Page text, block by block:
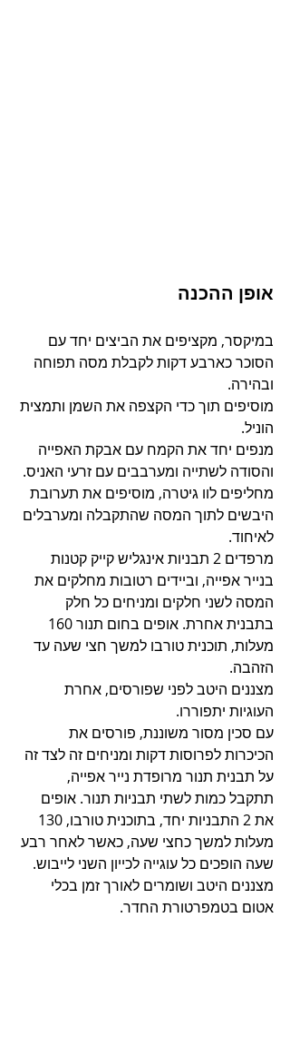
אופן ההכנה
במיקסר, מקציפים את הביצים יחד עם
הסוכר כארבע דקות לקבלת מסה תפוחה
ובהירה.
מוסיפים תוך כדי הקצפה את השמן ותמצית
הוניל.
מנפים יחד את הקמח עם אבקת האפייה
והסודה לשתייה ומערבבים עם זרעי האניס.
מחליפים לוו גיטרה, מוסיפים את תערובת
היבשים לתוך המסה שהתקבלה ומערבלים
לאיחוד.
מרפדים 2 תבניות אינגליש קייק קטנות
בנייר אפייה, וביידים רטובות מחלקים את
המסה לשני חלקים ומניחים כל חלק
מעלות, תוכנית טורבו למשך חצי שעה עד
הזהבה.
מצננים היטב לפני שפורסים, אחרת
העוגיות יתפוררו.
עם סכין מסור משוננת, פורסים את
הכיכרות לפרוסות דקות ומניחים זה לצד זה
על תבנית תנור מרופדת נייר אפייה,
תתקבל כמות לשתי תבניות תנור. אופים
מעלות למשך כחצי שעה, כאשר לאחר רבע
שעה הופכים כל עוגייה לכייון השני לייבוש.
מצננים היטב ושומרים לאורך זמן בכלי
אטום בטמפרטורת החדר.